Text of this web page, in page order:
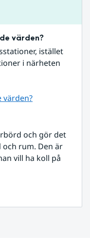
värden?
istället
i närheten
värden?
och gör det
rum. Den är
vill ha koll på